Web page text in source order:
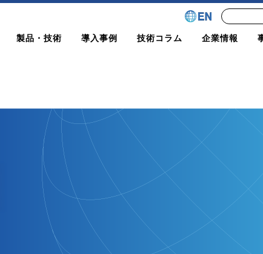
製品・技術 導入事例 技術コラム 企業情報